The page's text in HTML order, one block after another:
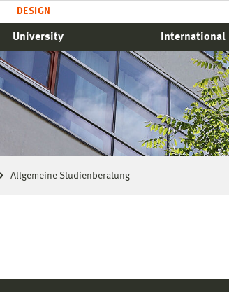
DESIGN
University International
Allgemeine Studienberatung